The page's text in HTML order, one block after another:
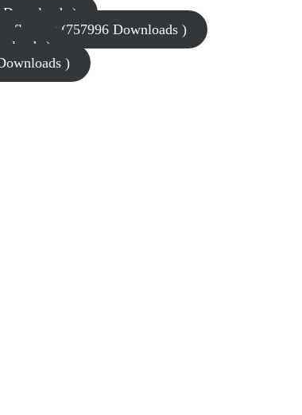
)
(757996 Downloads )
)
)